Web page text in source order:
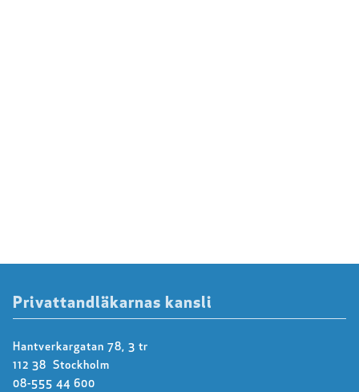
Privattandläkarnas kansli
Hantverkargatan 78, 3 tr
112 38 Stockholm
08-555 44 600